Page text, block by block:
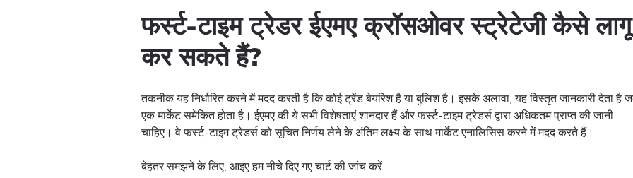
फर्स्ट-टाइम ट्रेडर ईएमए क्रॉसओवर स्ट्रेटेजी कैसे लागू
कर सकते हैं?
तकनीक यह निर्धारित करने में मदद करती है कि कोई ट्रेंड बेयरिश है या बुलिश है। इसके अलावा, यह विस्तृत जानकारी देता है
एक मार्केट समेकित होता है। ईएमए की ये सभी विशेषताएं शानदार हैं और फर्स्ट-टाइम ट्रेडर्स द्वारा अधिकतम प्राप्त की जानी
चाहिए। वे फर्स्ट-टाइम ट्रेडर्स को सूचित निर्णय लेने के अंतिम लक्ष्य के साथ मार्केट एनालिसिस करने में मदद करते हैं।
बेहतर समझने के लिए, आइए हम नीचे दिए गए चार्ट की जांच करें: